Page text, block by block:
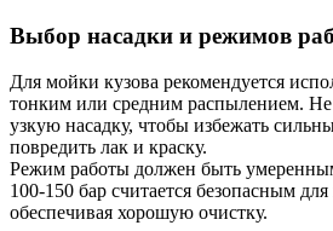
Выбор насадки и режимов
Для мойки кузова рекомендуется
тонким или средним распылением. Не
узкую насадку, чтобы избежать
повредить лак и краску.
Режим работы должен быть
100-150 бар считается безопасным
обеспечивая хорошую очистку.